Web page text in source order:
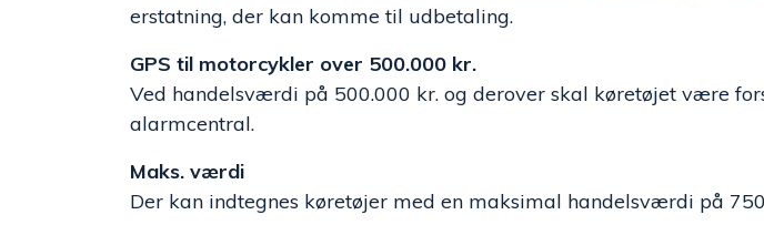
erstatning, der kan komme til udbetaling.
GPS til motorcykler over 500.000 kr.
Ved handelsværdi på 500.000 kr. og derover skal køretøjet være
alarmcentral.
Maks. værdi
Der kan indtegnes køretøjer med en maksimal handelsværdi på